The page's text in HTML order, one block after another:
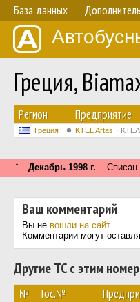
База данных
Греция,
Регион Предприятие
Греция KTEL Artas ΚΤΕΛ
↑ Декабрь 1998 г. Списан
Ваш комментарий
Вы не вошли на сайт.
Комментарии могут
Другие ТС с этим
№ Гос.№